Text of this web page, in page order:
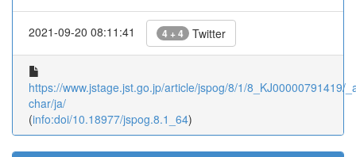
2021-09-20 08:11:41 4 + 4 Twitter
https://www.jstage.jst.go.jp/article/jspog/8/1/8_KJ00000791419/
char/ja/
(info:doi/10.18977/jspog.8.1_64)